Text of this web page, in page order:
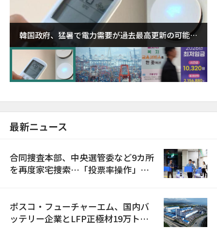
韓国政府、猛暑で電力需要が過去最高更新の可能性
に需給対応体制を点検
最新ニュース
合同捜査本部、中央選管委など9カ所
を再度家宅捜索…「投票率操作」の
ポスコ・フューチャーエム、国内バ
ッテリー企業とLFP正極材19万トン